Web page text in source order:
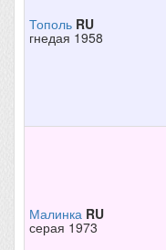
Тополь RU
гнедая 1958
Малинка RU
серая 1973